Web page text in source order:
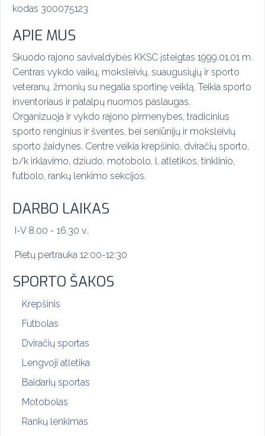
kodas 300075123
APIE MUS
Skuodo rajono savivaldybės KKSC įsteigtas 1999.01.01 m.
Centras vykdo vaikų, moksleivių, suaugusiųjų ir sporto
veteranų, žmonių su negalia sportinę veiklą. Teikia sporto
inventoriaus ir patalpų nuomos paslaugas.
Organizuoja ir vykdo rajono pirmenybes, tradicinius
sporto renginius ir šventes, bei seniūnijų ir moksleivių
sporto žaidynes. Centre veikia krepšinio, dviračių sporto,
b/k irklavimo, dziudo, motobolo, l. atletikos, tinklinio,
futbolo, rankų lenkimo sekcijos.
DARBO LAIKAS
I-V 8.00 - 16.30 v..
Pietų pertrauka 12:00-12:30
SPORTO ŠAKOS
Krepšinis
Futbolas
Dviračių sportas
Lengvoji atletika
Baidarių sportas
Motobolas
Rankų lenkimas